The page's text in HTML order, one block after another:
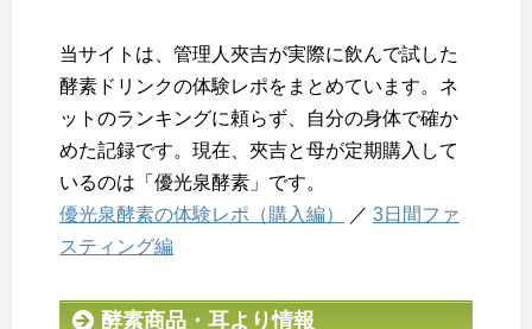
当サイトは、管理人夾吉が実際に飲んで試した
酵素ドリンクの体験レポをまとめています。ネ
ットのランキングに頼らず、自分の身体で確か
めた記録です。現在、夾吉と母が定期購入して
いるのは「優光泉酵素」です。
優光泉酵素の体験レポ（購入編）
／ 3日間ファ
スティング編
酵素商品・耳より情報